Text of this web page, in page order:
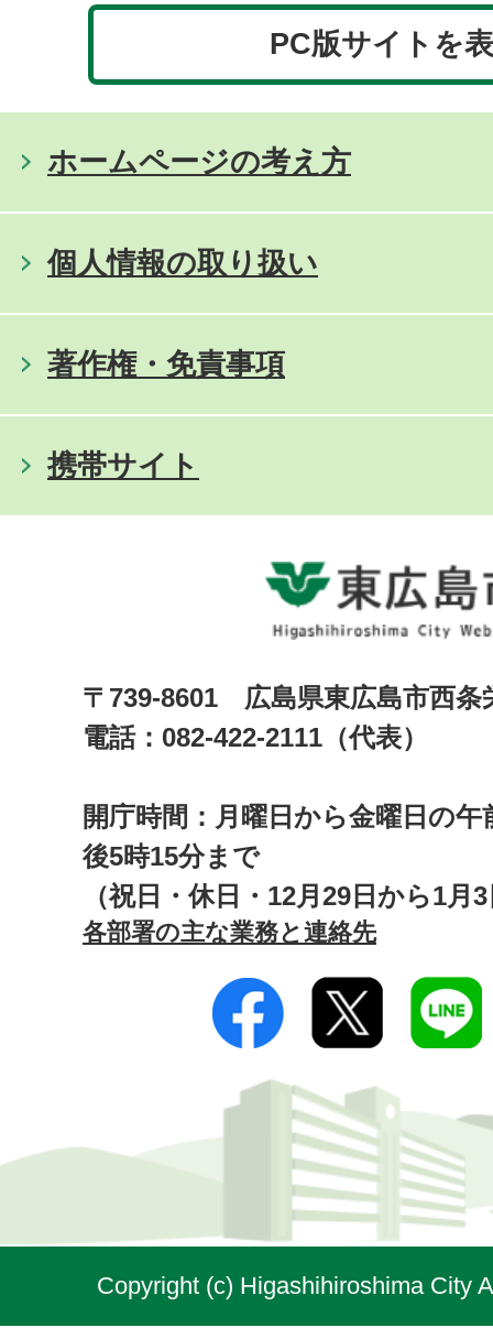
PC版サイトを
ホームページの考え方
個人情報の取り扱い
著作権・免責事項
携帯サイト
〒739-8601 広島県東広島市西
電話：082-422-2111（代表）
開庁時間：月曜日から金曜日の午
後5時15分まで
（祝日・休日・12月29日から1月
各部署の主な業務と連絡先
Copyright (c) Higashihiroshima City